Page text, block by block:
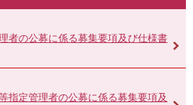
者の公募に係る募集要項及び仕様書
指定管理者の公募に係る募集要項及